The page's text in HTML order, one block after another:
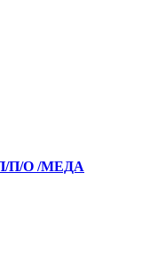
П/О /МЕДА